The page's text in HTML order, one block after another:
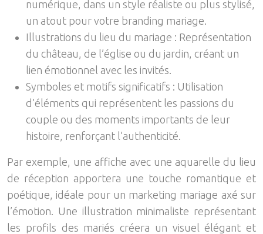
numérique, dans un style réaliste ou plus stylisé,
un atout pour votre branding mariage.
Illustrations du lieu du mariage : Représentation
du château, de l’église ou du jardin, créant un
lien émotionnel avec les invités.
Symboles et motifs significatifs : Utilisation
d’éléments qui représentent les passions du
couple ou des moments importants de leur
histoire, renforçant l’authenticité.
Par exemple, une affiche avec une aquarelle du lieu
de réception apportera une touche romantique et
poétique, idéale pour un marketing mariage axé sur
l’émotion. Une illustration minimaliste représentant
les profils des mariés créera un visuel élégant et